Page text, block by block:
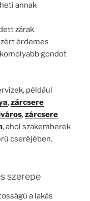
annak
zárak
érdemes
gondot
például
,zárcsere
,zárcsere
, ahol szakemberek
cseréjében.
szerepe
a lakás